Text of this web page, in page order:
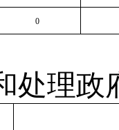
0
处理政